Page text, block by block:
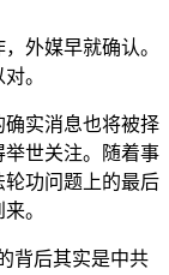
外媒早就确认。
。
确实消息也将被择
举世关注。随着事
功问题上的最后
。
背后其实是中共